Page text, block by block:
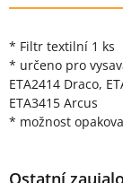
* Filtr textilní 1 ks
* určeno pro
ETA2414 Draco,
ETA3415 Arcus
* možnost
Ostatní zaujalo